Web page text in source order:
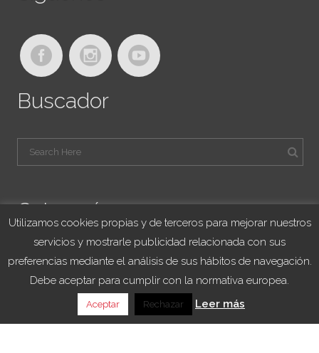
Buscador
Categorías
Blog Viajes University
Franquicias
Utilizamos cookies propias y de terceros para mejorar nuestros
servicios y mostrarle publicidad relacionada con sus
preferencias mediante el análisis de sus hábitos de navegación.
Debe aceptar para cumplir con la normativa europea.
Aceptar Rechazar Leer más